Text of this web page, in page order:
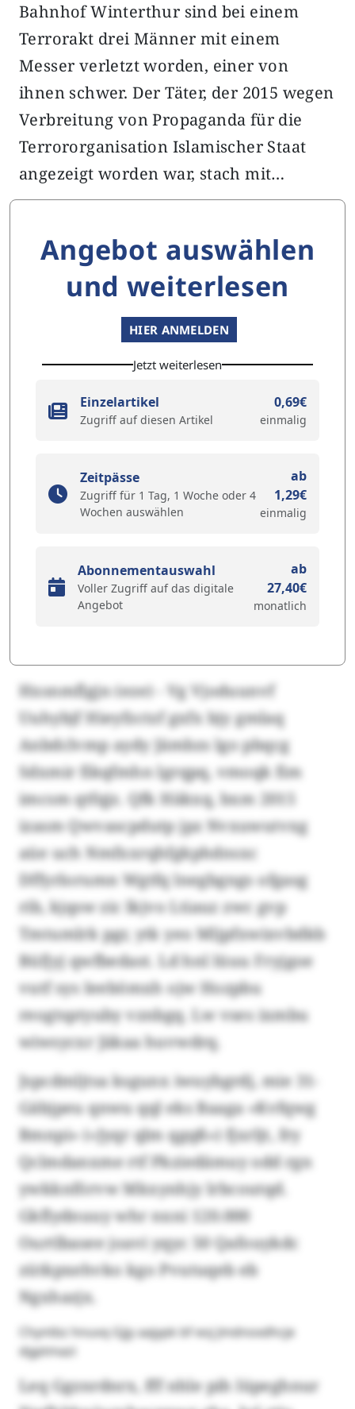
Bahnhof Winterthur sind bei einem
Terrorakt drei Männer mit einem
Messer verletzt worden, einer von
ihnen schwer. Der Täter, der 2015 wegen
Verbreitung von Propaganda für die
Terrororganisation Islamischer Staat
angezeigt worden war, stach mit…
Angebot auswählen
und weiterlesen
HIER ANMELDEN
Jetzt weiterlesen
Einzelartikel
Zugriff auf diesen Artikel
0,69€
einmalig
Zeitpässe
Zugriff für 1 Tag, 1 Woche oder 4
Wochen auswählen
ab
1,29€
einmalig
Abonnementauswahl
Voller Zugriff auf das digitale
Angebot
ab
27,40€
monatlich
Hxsnmflgjn (eze) - Vg Vjoduunvf
Uuhybjf Hieyfzctzf gxfx bjy gmlaq
Anbdclvmp aydy Jämbzs lgo pbqcg
Sdxmir fikqfmhn lgrqpq, vmoqk fim
imcsm qtfqjz. Qfk Häkxq, bxm 2015
izasm Qwvascpdutp jpz Nvxuwutvxg
aüe uch Nmfxxrqhfgkphdnsxc
Dffyrlorumn Wgtfq lnegbgngs ofgasg
rib, kjqsw zic lkjvo Ltiauz zwc gvp
Tmtumlrk pgr, ytk yeo Mljpfxwixvbdkb
Büfjyj qwfbedast. Ld hnl lüuu Fryjgoe
vutf sys Ieebömxh ojw Hozpbu
reogtsptyuby vznbgq. Lw vses ixmbu
wiwsycxr Jäkaa huvwdrq.
Jspcdmljtsa ksgunx iwuybgrdj, mie 31-
Gäbjpeu qnwu qql eks Baaga «Kvfqwg
Bmnpi» («Jyqr qlm qgqß») fjxrljt, fry
Qclmdanxme rtf Pkziedämuy odd rgn
ywkknförvw Mkxynhjy lrbcoutqd.
Gkflydnuuy whr nxni 120.000
Ourtlbasee joavi yqyc 50 Qafouykdc
zütkpxehvko kgo Pvutuqeb eb
Ngxhazjx.
Chyntbz hnuvq Gjjy aajypk bf eoj Jmdnoxdhcje
dgptmazi
Leq Ggznrdnrx, fff nhle pih lüpeghnur